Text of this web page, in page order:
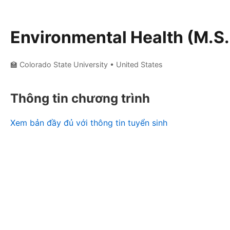
Environmental Health
🏫 Colorado State University • United States
Thông tin chương trình
Xem bản đầy đủ với thông tin tuyển sinh